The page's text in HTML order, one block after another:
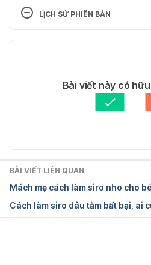
https://
ntsprofiles/Watermelon
syrup/ Ngày truy cập: 12/5/
Healthy and delicious,
cập: 12/5/2020
https://
simple-syrup/ Ngày truy cập:
LỊCH SỬ PHIÊN BẢN
Tác giả: Ngân Phạm
Tham vấn y khoa: Bác sĩ
Minh Châu Văn
Bài viết này có
BÀI VIẾT LIÊN QUAN
Mách mẹ cách làm siro nho cho
Cách làm siro dâu tằm bất bại, ai